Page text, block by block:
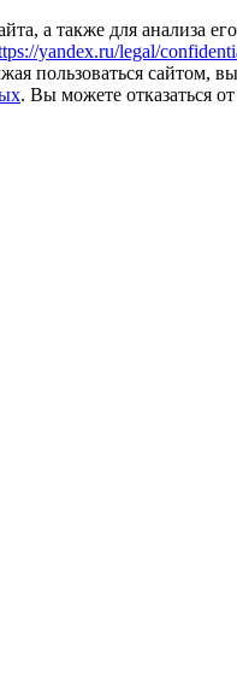
а также для анализа
yandex.ru/legal/
пользоваться сайтом,
. Вы можете отказаться